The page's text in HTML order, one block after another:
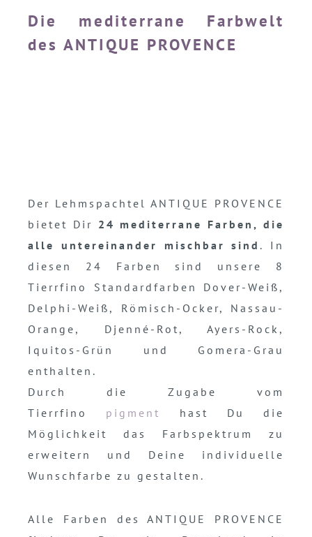
Die mediterrane Farbwelt
des ANTIQUE PROVENCE
Der Lehmspachtel ANTIQUE PROVENCE
bietet Dir 24 mediterrane Farben, die
alle untereinander mischbar sind . In
diesen 24 Farben sind unsere 8
Tierrfino Standardfarben Dover-Weiß,
Delphi-Weiß, Römisch-Ocker, Nassau-
Orange, Djenné-Rot, Ayers-Rock,
Iquitos-Grün und Gomera-Grau
enthalten.
Durch die Zugabe vom
Tierrfino pigment
hast Du die
Möglichkeit das Farbspektrum zu
erweitern und Deine individuelle
Wunschfarbe zu gestalten.
Alle Farben des ANTIQUE PROVENCE